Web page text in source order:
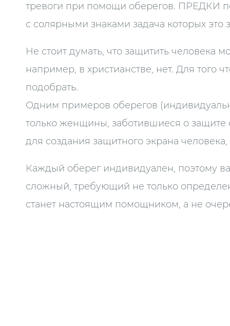
тревоги при помощи оберегов. ПРЕДКИ
с солярными знаками задача которых это
Не стоит думать, что защитить человека
например, в христианстве, нет. Для того
подобрать.
Одним примеров оберегов
только женщины, заботившиеся о защите
для создания защитного экрана
Каждый оберег индивидуален, поэтому
сложный, требующий не только
станет настоящим помощником, а не